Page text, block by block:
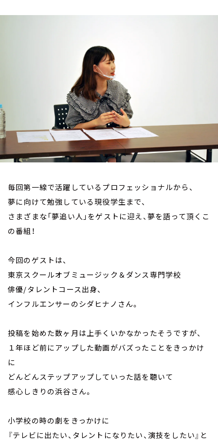
毎回第一線で活躍しているプロフェッショナルから、
夢に向けて勉強している現役学生まで、
さまざまな「夢追い人」をゲストに迎え、夢を語って頂くこ
の番組！
今回のゲストは、
東京スクールオブミュージック＆ダンス専門学校
俳優/タレントコース出身、
インフルエンサーのシダヒナノさん。
投稿を始めた数ヶ月は上手くいかなかったそうですが、
１年ほど前にアップした動画がバズったことをきっかけ
に
どんどんステップアップしていった話を聴いて
感心しきりの浜谷さん。
小学校の時の劇をきっかけに
『テレビに出たい、タレントになりたい、演技をしたい』と